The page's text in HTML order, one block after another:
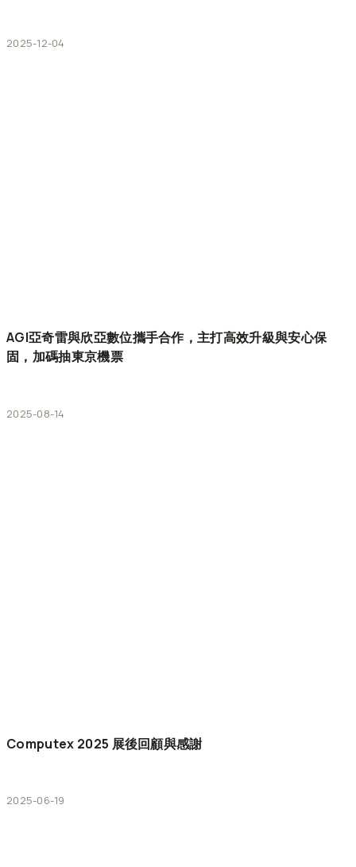
2025-12-04
AGI亞奇雷與欣亞數位攜手合作，主打高效升級與安心保
固，加碼抽東京機票
2025-08-14
Computex 2025 展後回顧與感謝
2025-06-19